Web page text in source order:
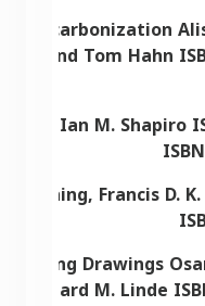
Decarbonization
and Tom Hahn
Ian M. Shapiro
Ching, Francis D. K.
Drawings
Richard M. Linde